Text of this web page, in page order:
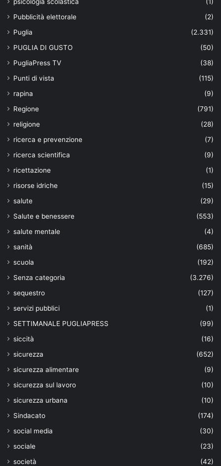
Pubblicità elettorale
(2)
Puglia
(2.331)
PUGLIA DI GUSTO
(50)
PugliaPress TV
(38)
Punti di vista
(115)
rapina
(9)
Regione
(791)
religione
(28)
ricerca e prevenzione
(7)
ricerca scientifica
(9)
ricettazione
(1)
risorse idriche
(15)
salute
(29)
Salute e benessere
(553)
salute mentale
(4)
sanità
(685)
scuola
(192)
Senza categoria
(3.276)
sequestro
(127)
servizi pubblici
(1)
SETTIMANALE PUGLIAPRESS
(99)
siccità
(16)
sicurezza
(652)
sicurezza alimentare
(9)
sicurezza sul lavoro
(10)
sicurezza urbana
(10)
Sindacato
(174)
social media
(30)
sociale
(23)
società
(42)